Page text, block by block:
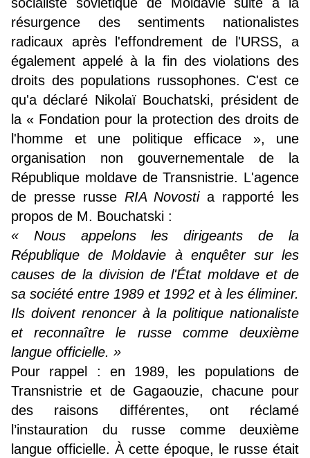
résurgence des sentiments nationalistes
radicaux après l'effondrement de l'URSS, a
également appelé à la fin des violations des
droits des populations russophones. C'est ce
qu'a déclaré Nikolaï Bouchatski, président de
la « Fondation pour la protection des droits de
l'homme et une politique efficace », une
organisation non gouvernementale de la
République moldave de Transnistrie. L'agence
de presse russe RIA Novostia rapporté les
propos de M. Bouchatski :
« Nous appelons les dirigeants de la
République de Moldavie à enquêter sur les
causes de la division de l'État moldave et de
sa société entre 1989 et 1992 et à les éliminer.
Ils doivent renoncer à la politique nationaliste
et reconnaître le russe comme deuxième
langue officielle. »
Pour rappel : en 1989, les populations de
Transnistrie et de Gagaouzie, chacune pour
des raisons différentes, ont réclamé
l’instauration du russe comme deuxième
langue officielle. À cette époque, le russe était